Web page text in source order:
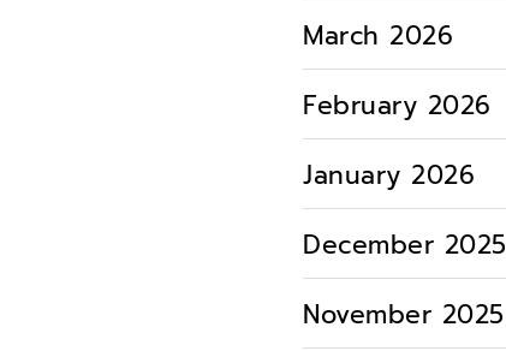
March 2026
February 2026
January 2026
December 2025
November 2025